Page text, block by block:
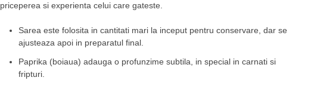
priceperea si experienta celui care gateste.
Sarea este folosita in cantitati mari la inceput pentru conservare, dar se
ajusteaza apoi in preparatul final.
Paprika (boiaua) adauga o profunzime subtila, in special in carnati si
fripturi.